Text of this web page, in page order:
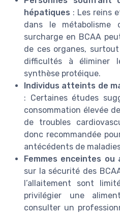
hépatiques : Les reins
dans le métabolisme
surcharge en BCAA
de ces organes,
difficultés à éliminer
synthèse protéique.
Individus atteints de
: Certaines études
consommation élevée
de troubles
donc recommandée
antécédents de
Femmes enceintes ou
sur la sécurité des
l’allaitement sont
privilégier une
consulter un